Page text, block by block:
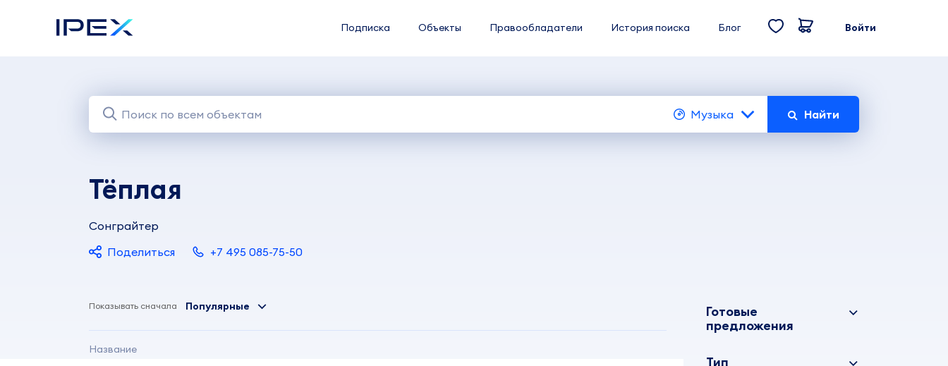
Подписка Объекты Правообладатели История поиска Блог Войти
Музыка Найти
Тёплая
Сонграйтер
Поделиться
+7 495 085-75-50
Показывать сначала Популярные
Название
Готовые
предложения
Тип